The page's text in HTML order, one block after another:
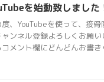
を始動致しました
度、YouTubeを使って、接
ャンネル登録よろしくお願
メント欄にどんどんお書き